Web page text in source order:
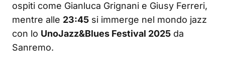
ospiti come Gianluca Grignani e Giusy Ferreri,
mentre alle 23:45 si immerge nel mondo jazz
con lo UnoJazz&Blues Festival 2025 da
Sanremo.